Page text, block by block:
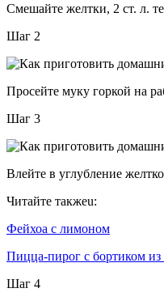
Смешайте желтки, 2 ст. л.
Шаг 2
Просейте муку горкой на
Шаг 3
Влейте в углубление
Читайте такжеu:
Фейхоа с лимоном
Пицца-пирог с бортиком из
Шаг 4